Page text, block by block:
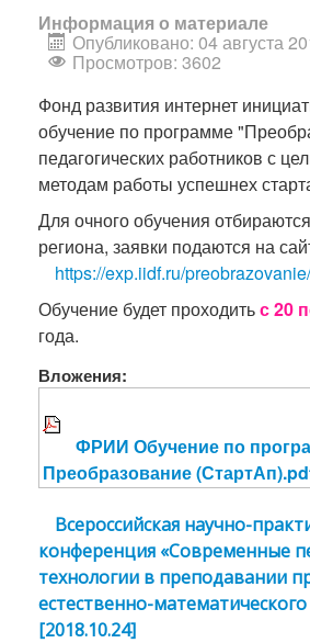
Информация о материале
Опубликовано: 04 августа
Просмотров: 3602
Фонд развития интернет
обучение по программе
педагогических работников с
методам работы успешнех
Для очного обучения
региона, заявки подаются на
https://exp.iidf.ru/preobrazovanie/
Обучение будет проходитьс 20
года.
Вложения:
ФРИИ Обучение по
Преобразование
Всероссийская научно-
конференция «Современные
технологии в преподавании
естественно-
[2018.10.24]